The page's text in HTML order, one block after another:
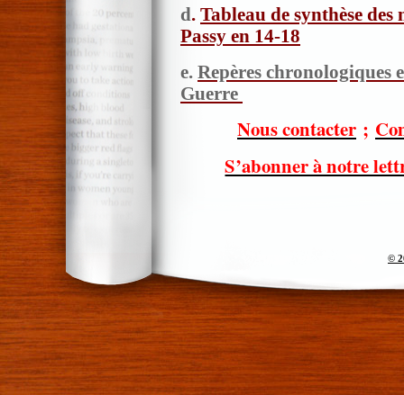
d. Tableau de synthèse des
Passy en 14-18
e. Repères chronologiques
Guerre
Nous contacter ;
S’abonner à notre
©